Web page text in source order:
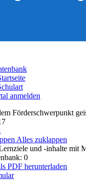
anmelden
Förderschwerpunkt
Alles zuklappen
und -inhalte mit
0
PDF herunterladen